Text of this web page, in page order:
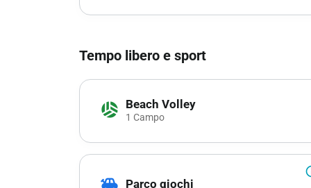
Tempo libero e sport
sports_volleyball Beach Volley
1 Campo
Parco giochi